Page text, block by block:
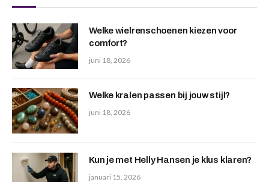
Welke wielrenschoenen kiezen voor
comfort?
juni 18, 2026
Welke kralen passen bij jouw stijl?
juni 18, 2026
Kun je met Helly Hansen je klus klaren?
januari 15, 2026